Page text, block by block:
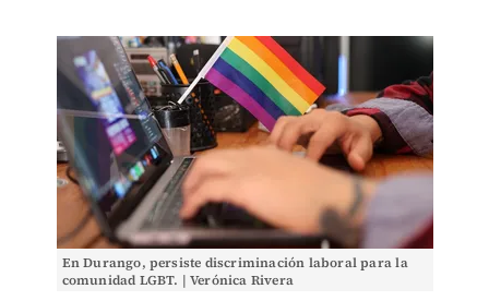
En Durango, persiste discriminación laboral para la
comunidad LGBT. | Verónica Rivera